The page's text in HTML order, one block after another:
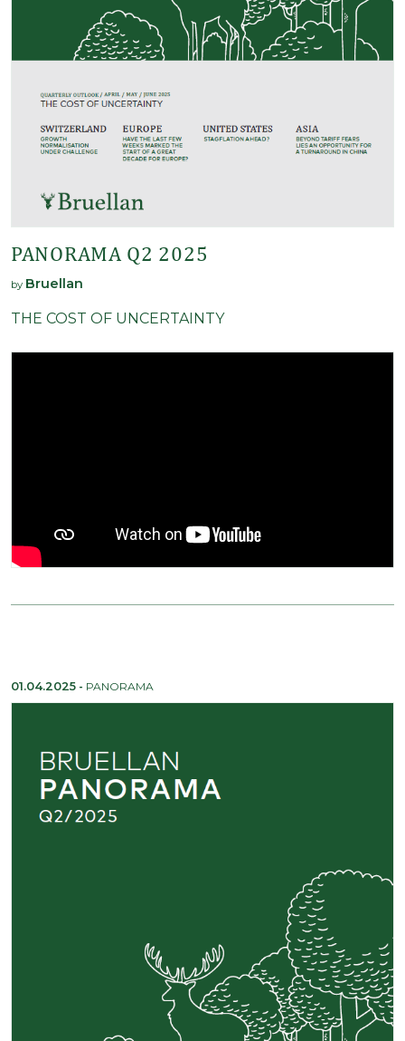
PANORAMA Q2 2025
by Bruellan
THE COST OF UNCERTAINTY
01.04.2025 - PANORAMA